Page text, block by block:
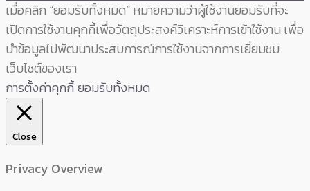
เมื่อคลิก “ยอมรับทั้งหมด” หมายความว่าผู้ใช้งานยอมรับที่จะ
เปิดการใช้งานคุกกี้เพื่อวัตถุประสงค์วิเคราะห์การเข้าใช้งาน เพื่อ
นำข้อมูลไปพัฒนาประสบการณ์การใช้งานจากการเยี่ยมชม
เว็บไซต์ของเรา
การตั้งค่าคุกกี้ยอมรับทั้งหมด
Close
Privacy Overview